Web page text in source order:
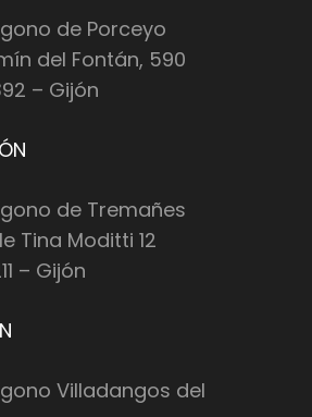
de Porceyo
del Fontán, 590
– Gijón
de Tremañes
Tina Moditti 12
– Gijón
Villadangos del